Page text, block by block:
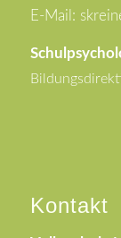
E-Mail:
Kontakt